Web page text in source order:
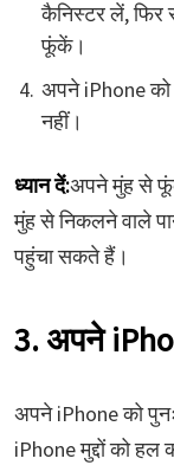
कैनिस्टर लें, फिर
फूंकें।
अपने iPhone को
नहीं।
ध्यान दें:अपने मुंह से
मुंह से निकलने वाले
पहुंचा सकते हैं।
3. अपने
अपने iPhone को
iPhone मुद्दों को